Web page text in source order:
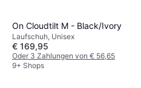
On Cloudtilt M - Black/Ivory
Laufschuh, Unisex
€ 169,95
Oder 3 Zahlungen von € 56,65
9+ Shops